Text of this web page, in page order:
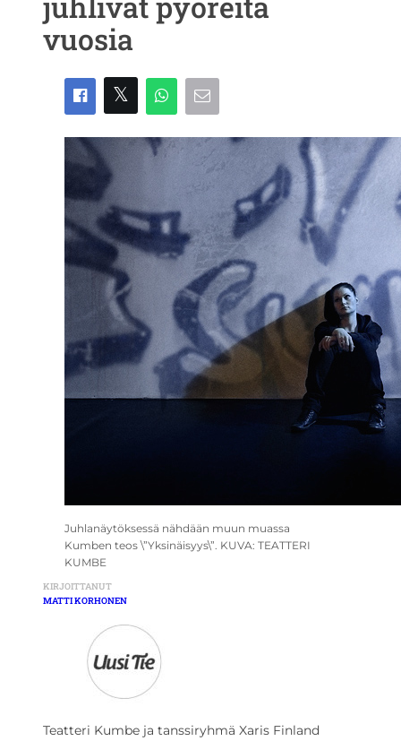
vuosia
Juhlanäytöksessä nähdään muun muassa
Kumben teos \”Yksinäisyys\”. KUVA: TEATTERI
KUMBE
KIRJOITTANUT
MATTI KORHONEN
Teatteri Kumbe ja tanssiryhmä Xaris Finland